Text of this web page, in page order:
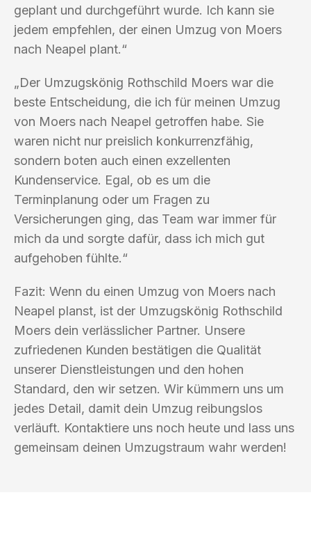
geplant und durchgeführt wurde. Ich kann sie
jedem empfehlen, der einen Umzug von Moers
nach Neapel plant.“
„Der Umzugskönig Rothschild Moers war die
beste Entscheidung, die ich für meinen Umzug
von Moers nach Neapel getroffen habe. Sie
waren nicht nur preislich konkurrenzfähig,
sondern boten auch einen exzellenten
Kundenservice. Egal, ob es um die
Terminplanung oder um Fragen zu
Versicherungen ging, das Team war immer für
mich da und sorgte dafür, dass ich mich gut
aufgehoben fühlte.“
Fazit: Wenn du einen Umzug von Moers nach
Neapel planst, ist der Umzugskönig Rothschild
Moers dein verlässlicher Partner. Unsere
zufriedenen Kunden bestätigen die Qualität
unserer Dienstleistungen und den hohen
Standard, den wir setzen. Wir kümmern uns um
jedes Detail, damit dein Umzug reibungslos
verläuft. Kontaktiere uns noch heute und lass uns
gemeinsam deinen Umzugstraum wahr werden!